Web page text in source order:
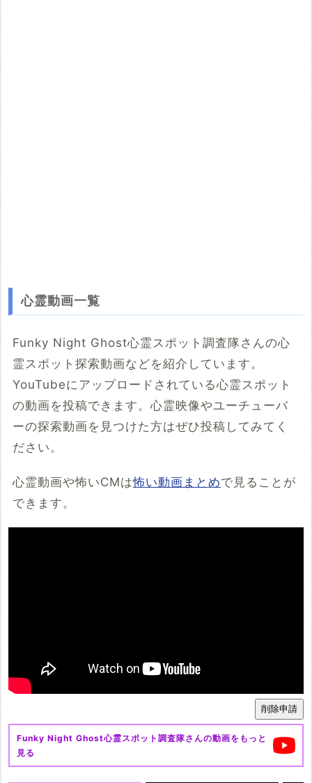
心霊動画一覧
Funky Night Ghost心霊スポット調査隊さんの心
霊スポット探索動画などを紹介しています。
YouTubeにアップロードされている心霊スポット
の動画を投稿できます。心霊映像やユーチューバ
ーの探索動画を見つけた方はぜひ投稿してみてく
ださい。
心霊動画や怖いCMは怖い動画まとめで見ることが
できます。
Funky Night Ghost心霊スポット調査隊さんの動画をもっと
見る